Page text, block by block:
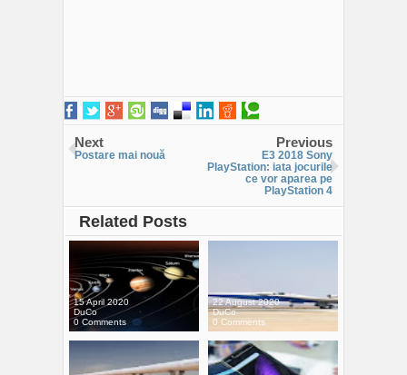
Next
Postare mai nouă
Previous
E3 2018 Sony
PlayStation: iata jocurile
ce vor aparea pe
PlayStation 4
Related Posts
15 April 2020
DuCo
0 Comments
22 August 2020
DuCo
0 Comments